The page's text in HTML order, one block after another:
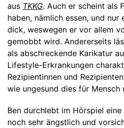
aus TKKG. Auch er scheint als
haben, nämlich essen, und nur
dick, weswegen er vor allem
gemobbt wird. Andererseits
als abschreckende Karikatur
Lifestyle-Erkrankungen
Rezipientinnen und
wie ungesund dies für Mensch
Ben durchlebt im Hörspiel
noch sehr ängstlich und